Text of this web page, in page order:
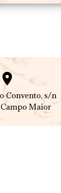

Convento, s/n
Maior